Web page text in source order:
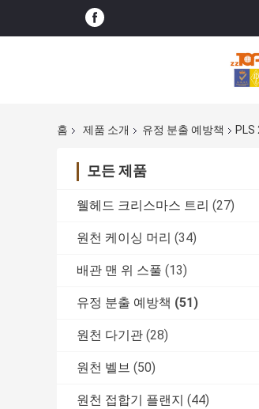
홈 제품 소개 유정 분출 예방책 PLS
모든 제품
웰헤드 크리스마스 트리 (27)
원천 케이싱 머리 (34)
배관 맨 위 스풀 (13)
유정 분출 예방책 (51)
원천 다기관 (28)
원천 벨브 (50)
원천 접합기 플랜지 (44)